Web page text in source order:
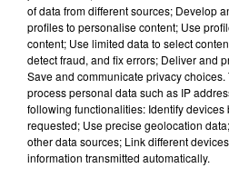
10 mars 2022 - 5 min 54 sec
LES FEMME AGRICULTRICES
Jacqueline Pinon
A travers champs
Avec Ludo et Jacqueline,
différent sur l'agriculture
of data from different sources; Develop
profiles to personalise content; Use
content; Use limited data to select
detect fraud, and fix errors; Deliver and
Save and communicate privacy
process personal data such as IP
following functionalities: Identify
requested; Use precise geolocation
other data sources; Link different
information transmitted automatically.